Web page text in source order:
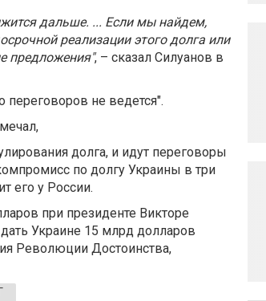
дальше. ... Если мы найдем,
реализации этого долга или
предложения", – сказал Силуанов в
не ведется".
долга, и идут переговоры
омпромисс по долгу Украины в три
его у России.
при президенте Викторе
Украине 15 млрд долларов
Революции Достоинства,